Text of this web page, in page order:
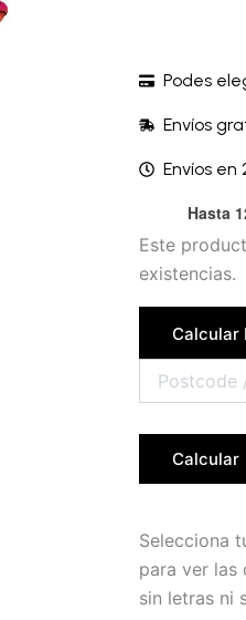
Podes
Envíos
Envíos en
Hasta
Este
existencias.
Calcular
Calcular
Selecciona
para ver las
sin letras ni